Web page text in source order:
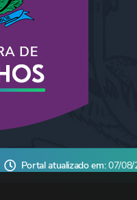
Portal atualizado em:07/08/